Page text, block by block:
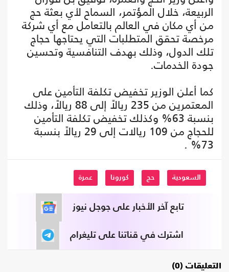
الربيعة، خلال المؤتمر، السماح لأي بعثة حج
من أي مكان في العالم بالتعامل مع أي شركة
مرخصة تحقق المتطلبات التي يحتاجها حجاج
تلك الدول، وذلك بهدف التنافسية وتحسين
جودة الخدمات.
كما أعلن الوزير تخفيض تكلفة التأمين على
المعتمرين من 235 ريالاً إلى 88 ريالاً، وذلك
بنسبة 63% وكذلك تخفيض تكلفة التأمين
للحجاج من 109 ريالات إلى 29 ريالاً بنسبة
73% .
السعودية حج كورونا عمرة
تابع آخر الأخبار على جوجل نيوز
اشترك في قناتنا على تليغرام
التعليقات (0)